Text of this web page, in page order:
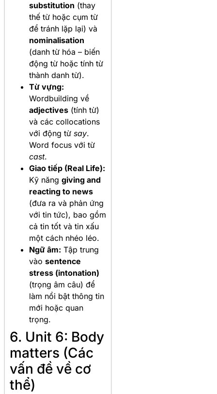
substitution (thay
thế từ hoặc cụm từ
để tránh lặp lại) và
nominalisation
(danh từ hóa – biến
động từ hoặc tính từ
thành danh từ).
Từ vựng:
Wordbuilding về
adjectives (tính từ)
và các collocations
với động từ say.
Word focus với từ
cast.
Giao tiếp (Real Life):
Kỹ năng giving and
reacting to news
(đưa ra và phản ứng
với tin tức), bao gồm
cả tin tốt và tin xấu
một cách nhéo léo.
Ngữ âm: Tập trung
vào sentence
stress (intonation)
(trọng âm câu) để
làm nổi bật thông tin
mới hoặc quan
trọng.
6. Unit 6: Body
matters (Các
vấn đề về cơ
thể)